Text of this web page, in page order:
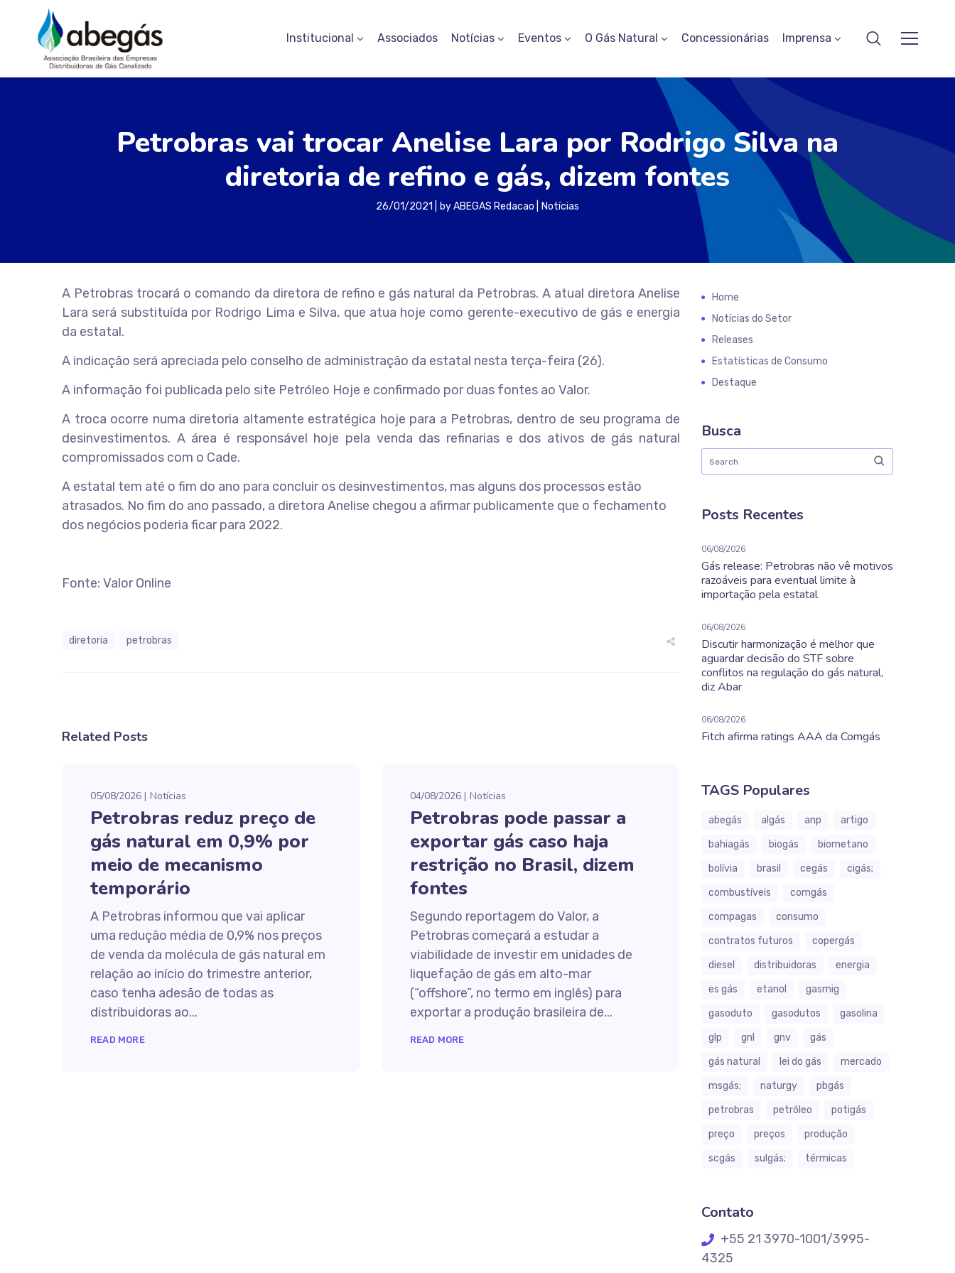
Institucional Associados Notícias Eventos O Gás Natural Concessionárias Imprensa
Petrobras vai trocar Anelise Lara por Rodrigo Silva na
diretoria de refino e gás, dizem fontes
26/01/2021 byABEGAS Redacao Notícias
A Petrobras trocará o comando da diretora de refino e gás natural da Petrobras. A atual diretora Anelise
Lara será substituída por Rodrigo Lima e Silva, que atua hoje como gerente-executivo de gás e energia
da estatal.
A indicação será apreciada pelo conselho de administração da estatal nesta terça-feira (26).
A informação foi publicada pelo site Petróleo Hoje e confirmado por duas fontes ao Valor.
A troca ocorre numa diretoria altamente estratégica hoje para a Petrobras, dentro de seu programa de
desinvestimentos. A área é responsável hoje pela venda das refinarias e dos ativos de gás natural
compromissados com o Cade.
A estatal tem até o fim do ano para concluir os desinvestimentos, mas alguns dos processos estão
atrasados. No fim do ano passado, a diretora Anelise chegou a afirmar publicamente que o fechamento
dos negócios poderia ficar para 2022.
Fonte: Valor Online
diretoria petrobras
Related Posts
05/08/2026 Notícias
Petrobras reduz preço de
gás natural em 0,9% por
meio de mecanismo
temporário
A Petrobras informou que vai aplicar
uma redução média de 0,9% nos preços
de venda da molécula de gás natural em
relação ao início do trimestre anterior,
caso tenha adesão de todas as
distribuidoras ao...
READ MORE
04/08/2026 Notícias
Petrobras pode passar a
exportar gás caso haja
restrição no Brasil, dizem
fontes
Segundo reportagem do Valor, a
Petrobras começará a estudar a
viabilidade de investir em unidades de
liquefação de gás em alto-mar
(“offshore”, no termo em inglês) para
exportar a produção brasileira de...
READ MORE
Home
Notícias do Setor
Releases
Estatísticas de Consumo
Destaque
Busca
Posts Recentes
06/08/2026
Gás release: Petrobras não vê motivos
razoáveis para eventual limite à
importação pela estatal
06/08/2026
Discutir harmonização é melhor que
aguardar decisão do STF sobre
conflitos na regulação do gás natural,
diz Abar
06/08/2026
Fitch afirma ratings AAA da Comgás
TAGS Populares
abegás algás anp
artigo
bahiagás
biogás
biometano
bolívia
brasil cegás
cigás;
combustíveis
comgás
compagas
consumo
contratos futuros
copergás
diesel
distribuidoras
energia
es gás
etanol
gasmig
gasoduto
gasodutos
gasolina
glp
gnl gnv
gás
gás natural
lei do gás
mercado
msgás;
naturgy
pbgás
petrobras
petróleo
potigás
preço
preços
produção
scgás
sulgás; térmicas
Contato
+55 21 3970-1001/3995-
4325